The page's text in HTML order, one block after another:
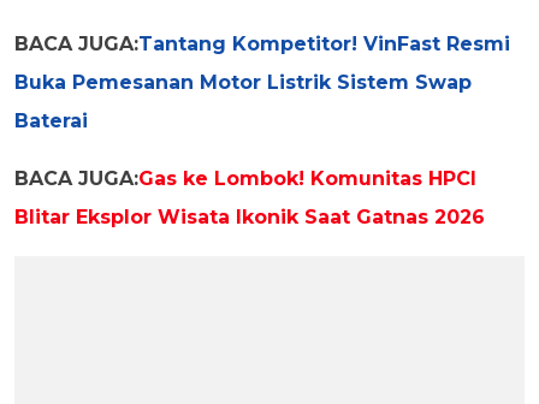
BACA JUGA:Tantang Kompetitor! VinFast Resmi
Buka Pemesanan Motor Listrik Sistem Swap
Baterai
BACA JUGA:Gas ke Lombok! Komunitas HPCI
Blitar Eksplor Wisata Ikonik Saat Gatnas 2026